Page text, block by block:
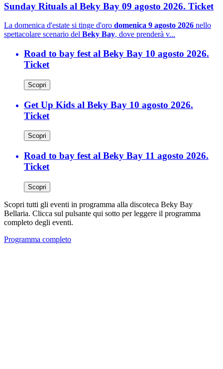
Sunday Rituals al Beky Bay 09 agosto 2026. Ticket
La domenica d'estate si tinge d'oro domenica 9 agosto 2026 nello
spettacolare scenario del Beky Bay, dove prenderà v...
Road to bay fest al Beky Bay 10 agosto 2026.
Ticket
Scopri
Get Up Kids al Beky Bay 10 agosto 2026.
Ticket
Scopri
Road to bay fest al Beky Bay 11 agosto 2026.
Ticket
Scopri
Scopri tutti gli eventi in programma alla discoteca Beky Bay
Bellaria. Clicca sul pulsante qui sotto per leggere il programma
completo degli eventi.
Programma completo